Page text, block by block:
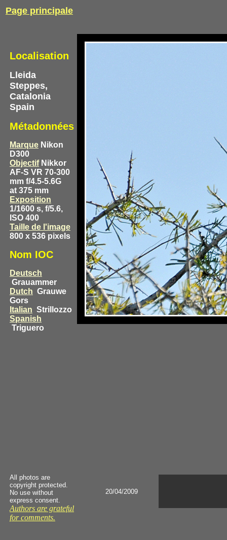
Page principale
Localisation
Lleida
Steppes,
Catalonia
Spain
Métadonnées
Marque Nikon
D300
ObjectifNikkor
AF-S VR 70-300
mm f/4.5-5.6G
at 375 mm
Exposition
1/1600 s, f/5.6,
ISO 400
Taille de l'image
800 x 536 pixels
Nom IOC
Deutsch
Grauammer
Dutch Grauwe
Gors
Italian Strillozzo
Spanish
Triguero
All photos are
copyright protected.
No use without
express consent.
Authors are grateful
for comments.
20/04/2009